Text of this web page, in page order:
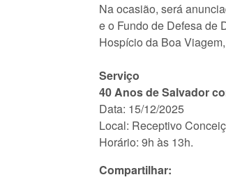
Na ocasião, será
e o Fundo de Defesa de
Hospício da Boa
Serviço
40 Anos de Salvador
Data: 15/12/2025
Local: Receptivo
Horário: 9h às 13h.
Compartilhar: